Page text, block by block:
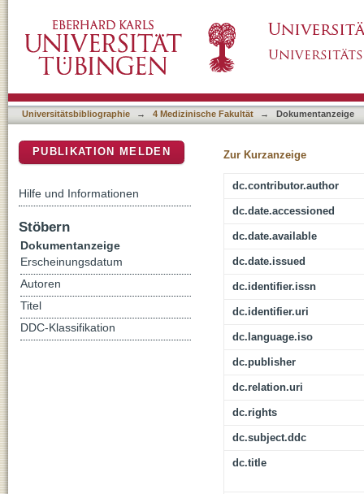
Universitätsbibliographie → 4 Medizinische Fakultät → Dokumentanzeige
Zur Kurzanzeige
dc.contributor.author
dc.date.accessioned
dc.date.available
dc.date.issued
dc.identifier.issn
dc.identifier.uri
dc.language.iso
dc.publisher
dc.relation.uri
dc.rights
dc.subject.ddc
dc.title
PUBLIKATION MELDEN
Hilfe und Informationen
Stöbern
Dokumentanzeige
Erscheinungsdatum
Autoren
Titel
DDC-Klassifikation